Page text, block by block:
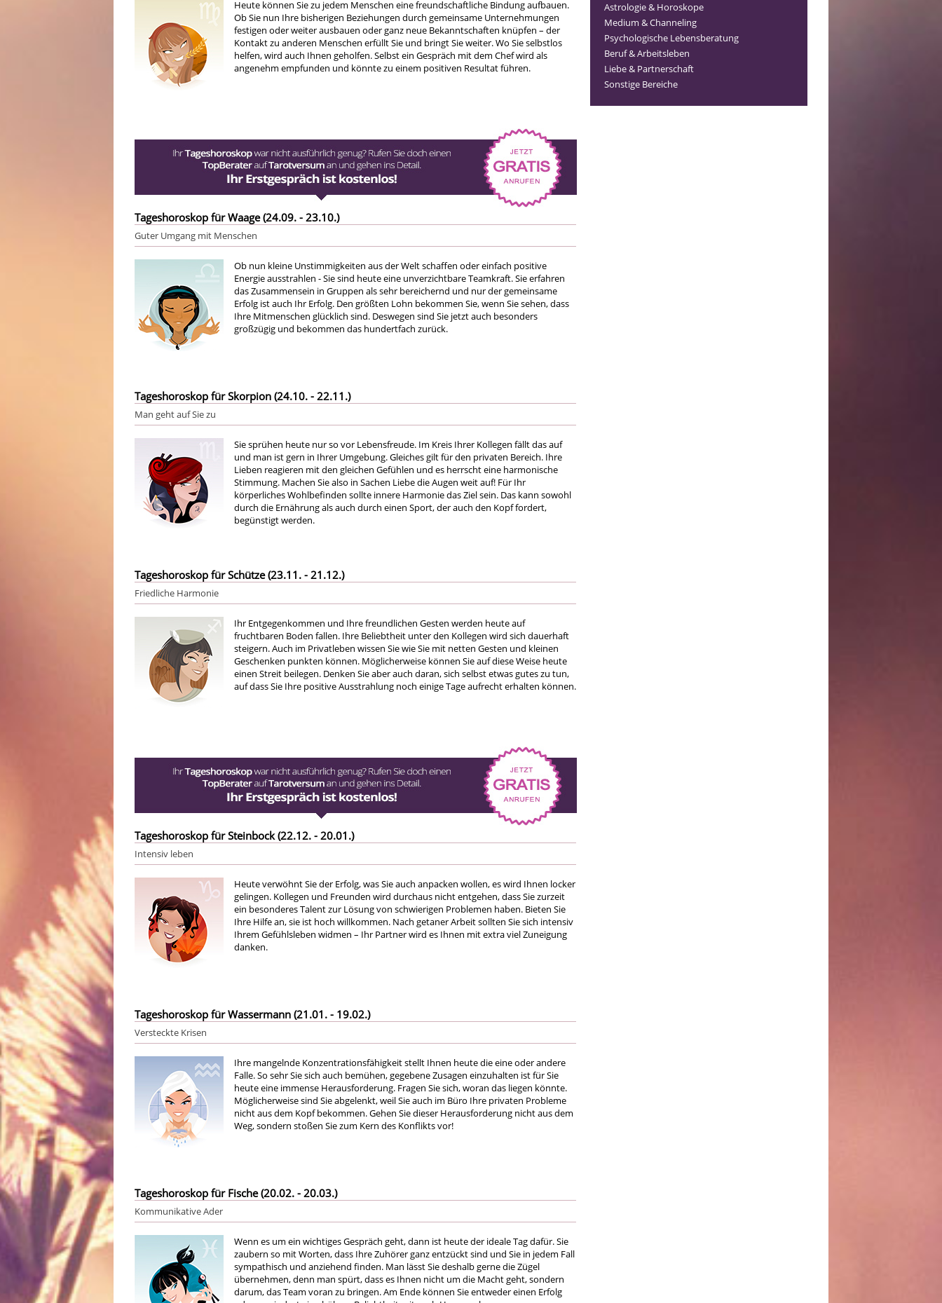
Astrologie & Horoskope
Medium & Channeling
Psychologische Lebensberatung
Beruf & Arbeitsleben
Liebe & Partnerschaft
Sonstige Bereiche
Heute können Sie zu jedem Menschen eine freundschaftliche Bindung aufbauen.
Ob Sie nun Ihre bisherigen Beziehungen durch gemeinsame Unternehmungen
festigen oder weiter ausbauen oder ganz neue Bekanntschaften knüpfen – der
Kontakt zu anderen Menschen erfüllt Sie und bringt Sie weiter. Wo Sie selbstlos
helfen, wird auch Ihnen geholfen. Selbst ein Gespräch mit dem Chef wird als
angenehm empfunden und könnte zu einem positiven Resultat führen.
Tageshoroskop für Waage (24.09. - 23.10.)
Guter Umgang mit Menschen
Ob nun kleine Unstimmigkeiten aus der Welt schaffen oder einfach positive
Energie ausstrahlen - Sie sind heute eine unverzichtbare Teamkraft. Sie erfahren
das Zusammensein in Gruppen als sehr bereichernd und nur der gemeinsame
Erfolg ist auch Ihr Erfolg. Den größten Lohn bekommen Sie, wenn Sie sehen, dass
Ihre Mitmenschen glücklich sind. Deswegen sind Sie jetzt auch besonders
großzügig und bekommen das hundertfach zurück.
Tageshoroskop für Skorpion (24.10. - 22.11.)
Man geht auf Sie zu
Sie sprühen heute nur so vor Lebensfreude. Im Kreis Ihrer Kollegen fällt das auf
und man ist gern in Ihrer Umgebung. Gleiches gilt für den privaten Bereich. Ihre
Lieben reagieren mit den gleichen Gefühlen und es herrscht eine harmonische
Stimmung. Machen Sie also in Sachen Liebe die Augen weit auf! Für Ihr
körperliches Wohlbefinden sollte innere Harmonie das Ziel sein. Das kann sowohl
durch die Ernährung als auch durch einen Sport, der auch den Kopf fordert,
begünstigt werden.
Tageshoroskop für Schütze (23.11. - 21.12.)
Friedliche Harmonie
Ihr Entgegenkommen und Ihre freundlichen Gesten werden heute auf
fruchtbaren Boden fallen. Ihre Beliebtheit unter den Kollegen wird sich dauerhaft
steigern. Auch im Privatleben wissen Sie wie Sie mit netten Gesten und kleinen
Geschenken punkten können. Möglicherweise können Sie auf diese Weise heute
einen Streit beilegen. Denken Sie aber auch daran, sich selbst etwas gutes zu tun,
auf dass Sie Ihre positive Ausstrahlung noch einige Tage aufrecht erhalten können.
Tageshoroskop für Steinbock (22.12. - 20.01.)
Intensiv leben
Heute verwöhnt Sie der Erfolg, was Sie auch anpacken wollen, es wird Ihnen locker
gelingen. Kollegen und Freunden wird durchaus nicht entgehen, dass Sie zurzeit
ein besonderes Talent zur Lösung von schwierigen Problemen haben. Bieten Sie
Ihre Hilfe an, sie ist hoch willkommen. Nach getaner Arbeit sollten Sie sich intensiv
Ihrem Gefühlsleben widmen – Ihr Partner wird es Ihnen mit extra viel Zuneigung
danken.
Tageshoroskop für Wassermann (21.01. - 19.02.)
Versteckte Krisen
Ihre mangelnde Konzentrationsfähigkeit stellt Ihnen heute die eine oder andere
Falle. So sehr Sie sich auch bemühen, gegebene Zusagen einzuhalten ist für Sie
heute eine immense Herausforderung. Fragen Sie sich, woran das liegen könnte.
Möglicherweise sind Sie abgelenkt, weil Sie auch im Büro Ihre privaten Probleme
nicht aus dem Kopf bekommen. Gehen Sie dieser Herausforderung nicht aus dem
Weg, sondern stoßen Sie zum Kern des Konflikts vor!
Tageshoroskop für Fische (20.02. - 20.03.)
Kommunikative Ader
Wenn es um ein wichtiges Gespräch geht, dann ist heute der ideale Tag dafür. Sie
zaubern so mit Worten, dass Ihre Zuhörer ganz entzückt sind und Sie in jedem Fall
sympathisch und anziehend finden. Man lässt Sie deshalb gerne die Zügel
übernehmen, denn man spürt, dass es Ihnen nicht um die Macht geht, sondern
darum, das Team voran zu bringen. Am Ende können Sie entweder einen Erfolg